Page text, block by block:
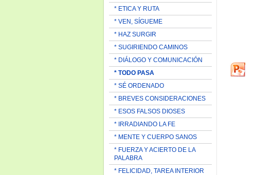
* ETICA Y RUTA
* VEN, SÍGUEME
* HAZ SURGIR
* SUGIRIENDO CAMINOS
* DIÁLOGO Y COMUNICACIÓN
* TODO PASA
* SÉ ORDENADO
* BREVES CONSIDERACIONES
* ESOS FALSOS DIOSES
* IRRADIANDO LA FE
* MENTE Y CUERPO SANOS
* FUERZA Y ACIERTO DE LA
PALABRA
* FELICIDAD, TAREA INTERIOR